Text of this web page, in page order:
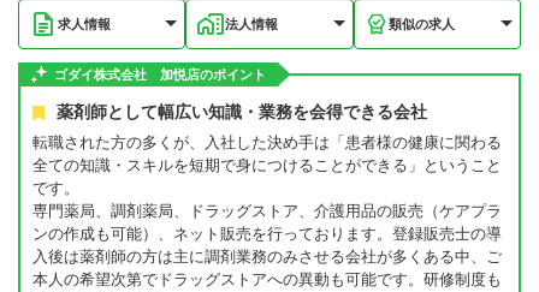
求人情報 法人情報 類似の求人
ゴダイ株式会社 加悦店のポイント
薬剤師として幅広い知識・業務を会得できる会社
転職された方の多くが、入社した決め手は「患者様の健康に関わる
全ての知識・スキルを短期で身につけることができる」ということ
です。
専門薬局、調剤薬局、ドラッグストア、介護用品の販売（ケアプラ
ンの作成も可能）、ネット販売を行っております。登録販売士の導
入後は薬剤師の方は主に調剤業務のみさせる会社が多くある中、ご
本人の希望次第でドラッグストアへの異動も可能です。研修制度も